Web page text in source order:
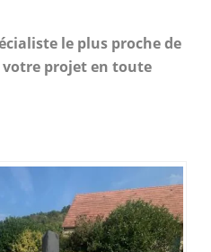
le plus proche de
votre projet en toute